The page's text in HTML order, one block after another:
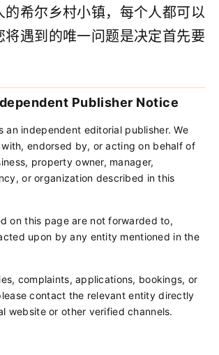
的希尔乡村小镇，每个人都可以
将遇到的唯一问题是决定首先要
Publisher Notice
an independent editorial publisher. We
endorsed by, or acting on behalf of
property owner, manager,
or organization described in this
on this page are not forwarded to,
upon by any entity mentioned in the
complaints, applications, bookings, or
contact the relevant entity directly
website or other verified channels.